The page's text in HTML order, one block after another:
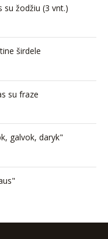
su žodžiu (3 vnt.)
širdele
su fraze
galvok, daryk"